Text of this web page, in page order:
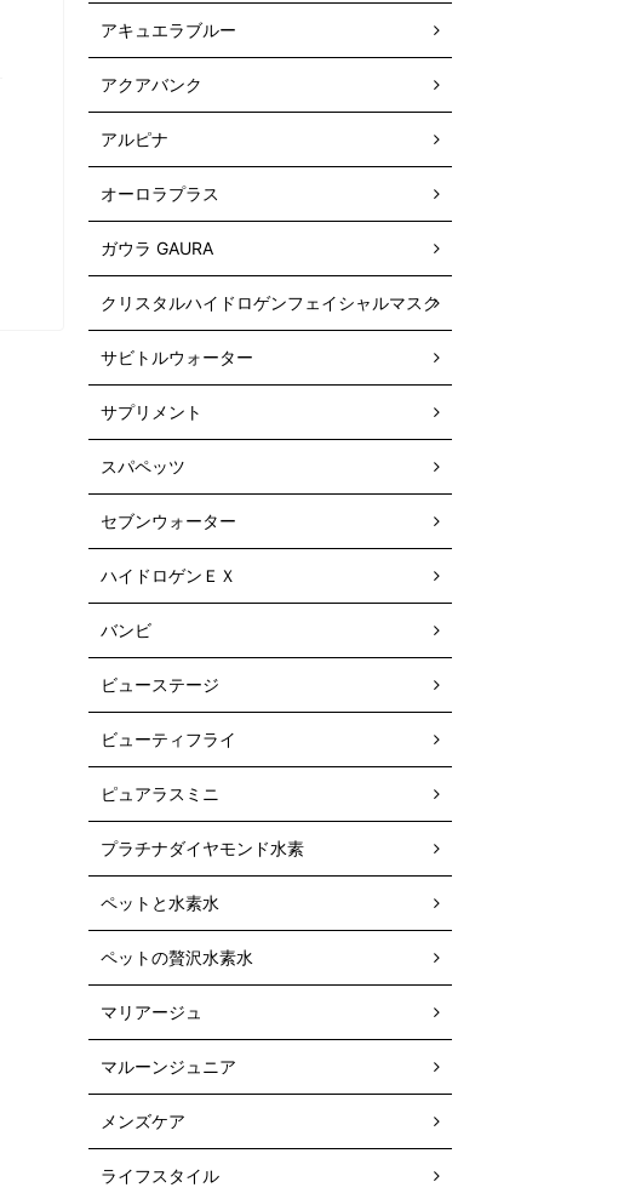
アキュエラブルー
アクアバンク
アルピナ
オーロラプラス
ガウラ GAURA
クリスタルハイドロゲンフェイシャルマスク
サビトルウォーター
サプリメント
スパペッツ
セブンウォーター
ハイドロゲンＥＸ
バンビ
ビューステージ
ビューティフライ
ピュアラスミニ
プラチナダイヤモンド水素
ペットと水素水
ペットの贅沢水素水
マリアージュ
マルーンジュニア
メンズケア
ライフスタイル